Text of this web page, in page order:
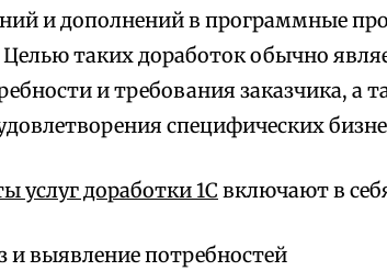
и дополнений в программные
таких доработок обычно
и требования заказчика, а
специфических
услуг доработки 1С включают в
и выявление потребностей